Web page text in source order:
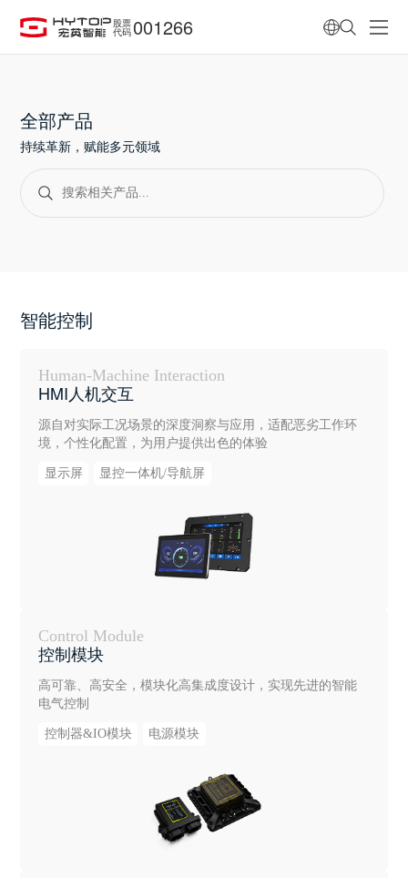
股票
代码 001266
全部产品
持续革新，赋能多元领域
智能控制
Human-Machine Interaction
HMI人机交互
源自对实际工况场景的深度洞察与应用，适配恶劣工作环
境，个性化配置，为用户提供出色的体验
显示屏 显控一体机/导航屏
Control Module
控制模块
高可靠、高安全，模块化高集成度设计，实现先进的智能
电气控制
控制器&IO模块 电源模块